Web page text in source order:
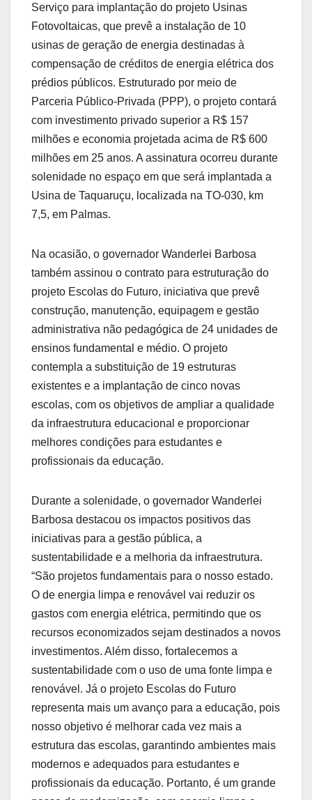
Serviço para implantação do projeto Usinas
Fotovoltaicas, que prevê a instalação de 10
usinas de geração de energia destinadas à
compensação de créditos de energia elétrica dos
prédios públicos. Estruturado por meio de
Parceria Público-Privada (PPP), o projeto contará
com investimento privado superior a R$ 157
milhões e economia projetada acima de R$ 600
milhões em 25 anos. A assinatura ocorreu durante
solenidade no espaço em que será implantada a
Usina de Taquaruçu, localizada na TO-030, km
7,5, em Palmas.
Na ocasião, o governador Wanderlei Barbosa
também assinou o contrato para estruturação do
projeto Escolas do Futuro, iniciativa que prevê
construção, manutenção, equipagem e gestão
administrativa não pedagógica de 24 unidades de
ensinos fundamental e médio. O projeto
contempla a substituição de 19 estruturas
existentes e a implantação de cinco novas
escolas, com os objetivos de ampliar a qualidade
da infraestrutura educacional e proporcionar
melhores condições para estudantes e
profissionais da educação.
Durante a solenidade, o governador Wanderlei
Barbosa destacou os impactos positivos das
iniciativas para a gestão pública, a
sustentabilidade e a melhoria da infraestrutura.
“São projetos fundamentais para o nosso estado.
O de energia limpa e renovável vai reduzir os
gastos com energia elétrica, permitindo que os
recursos economizados sejam destinados a novos
investimentos. Além disso, fortalecemos a
sustentabilidade com o uso de uma fonte limpa e
renovável. Já o projeto Escolas do Futuro
representa mais um avanço para a educação, pois
nosso objetivo é melhorar cada vez mais a
estrutura das escolas, garantindo ambientes mais
modernos e adequados para estudantes e
profissionais da educação. Portanto, é um grande